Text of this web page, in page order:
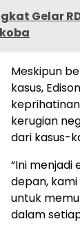
Gelar
Meskipun
kasus,
kerugian
dari kasus-
“Ini menjadi
depan,
untuk
dalam